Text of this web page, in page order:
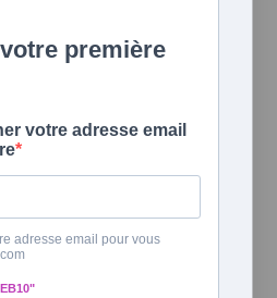
à 1000 Watts. Veiller à ne
de chauffe indiqué sur
pas trop chaude avant
enfant. Ne pas la poser
sensible de bébé.
nouveau la bouillotte,
ci soit revenue à
(cela prend environ 2
se réchauffe